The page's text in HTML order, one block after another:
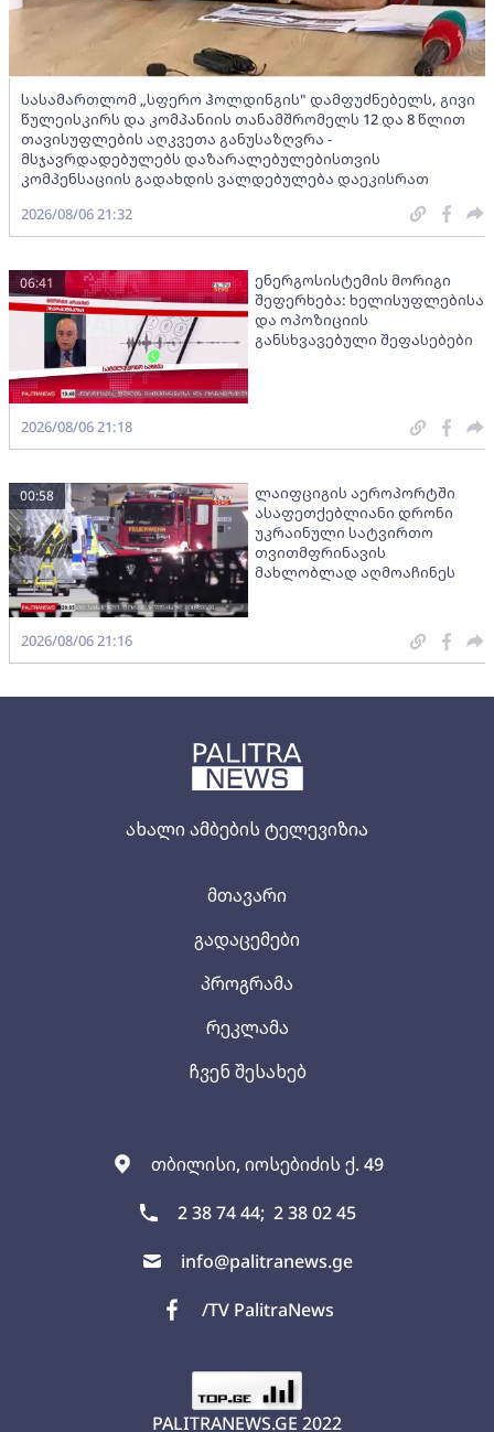
ახალი ამბების ტელევიზია
თბილისი, იოსებიძის ქ. 49
2 38 74 44; 2 38 02 45
info@palitranews.ge
/TV PalitraNews
მთავარი
გადაცემები
პროგრამა
რეკლამა
ჩვენ შესახებ
PALITRANEWS.GE 2022
სასამართლომ „სფერო ჰოლდინგის" დამფუძნებელს, გივი
წულეისკირს და კომპანიის თანამშრომელს 12 და 8 წლით
თავისუფლების აღკვეთა განუსაზღვრა -
მსჯავრდადებულებს დაზარალებულებისთვის
კომპენსაციის გადახდის ვალდებულება დაეკისრათ
2026/08/06 21:32
ენერგოსისტემის მორიგი
შეფერხება: ხელისუფლებისა
და ოპოზიციის
განსხვავებული შეფასებები
06:41
2026/08/06 21:18
ლაიფციგის აეროპორტში
ასაფეთქებლიანი დრონი
უკრაინული სატვირთო
თვითმფრინავის
მახლობლად აღმოაჩინეს
00:58
2026/08/06 21:16